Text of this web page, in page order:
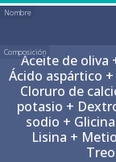
Nombre
Composición
Aceite de oliva
Ácido aspártico
Cloruro de
potasio +
sodio +
Lisina +